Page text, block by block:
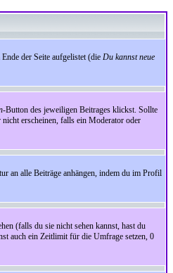
der Seite aufgelistet (die Du kannst neue
-Button des jeweiligen Beitrages klickst. Sollte
erscheinen, falls ein Moderator oder
an alle Beiträge anhängen, indem du im Profil
(falls du sie nicht sehen kannst, hast du
auch ein Zeitlimit für die Umfrage setzen, 0